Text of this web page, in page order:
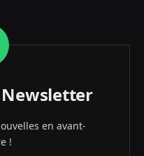
en avant-
!